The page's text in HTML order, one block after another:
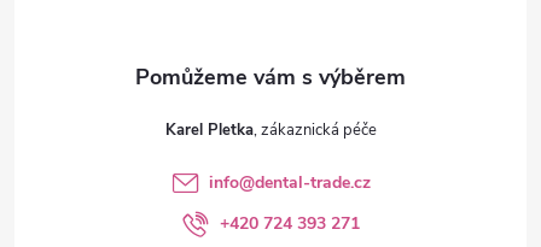
Karel Pletka
info@dental-trade.cz
+420 724 393 271